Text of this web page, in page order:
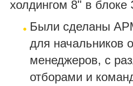
холдингом 8" в блоке
Были сделаны
для начальников
менеджеров, с
отборами и